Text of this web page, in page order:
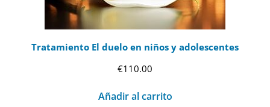
Tratamiento El duelo en niños y adolescentes
€110.00
Añadir al carrito